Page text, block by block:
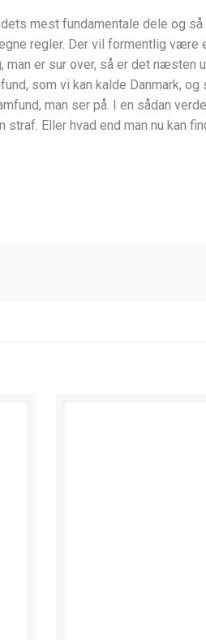
mest fundamentale dele og
regler. Der vil formentlig være
er sur over, så er det næsten
som vi kan kalde Danmark, og
man ser på. I en sådan
Eller hvad end man nu kan